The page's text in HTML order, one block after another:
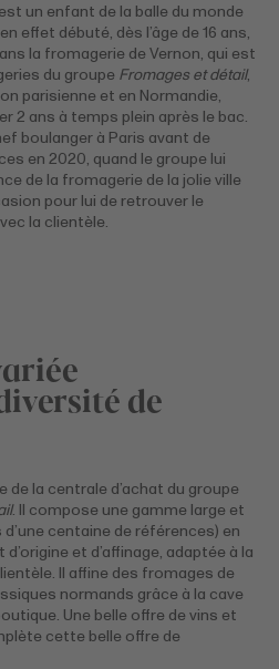
un enfant de la balle du monde
effet débuté, dès l’âge de 16 ans,
la fromagerie de Vernon, qui est
du groupe Fromages et détail,
parisienne et en Normandie,
2 ans à temps plein après le bac.
boulanger à Paris avant de
en 2020, quand le groupe lui
de la fromagerie de la jolie ville
pour lui de retrouver le
la clientèle.
de
de la centrale d’achat du groupe
. Il compose une gamme large et
d’une centaine de références) en
et d’affinage, adaptée à la
Il affine des fromages de
normands grâce à la cave
Une belle offre de vins et
cette belle offre de